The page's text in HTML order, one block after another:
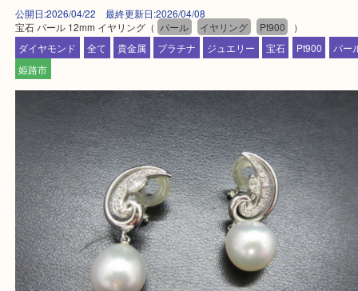
買取大吉 姫路花田店に来てよかった！そう思って
よう丁寧に査定いたします！
Facebook
Twitter
Line
宝石 パール 12mm イヤリング